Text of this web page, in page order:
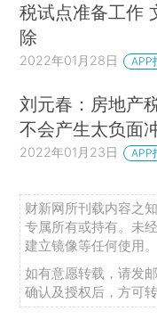
税试点准备工作
除
2022年01月28日 APP
刘元春：房地产
不会产生太负面
2022年01月23日 APP
财新网所刊载内容之
专属所有或持有。未
建立镜像等任何使用。
如有意愿转载，请发
确认及授权后，方可转